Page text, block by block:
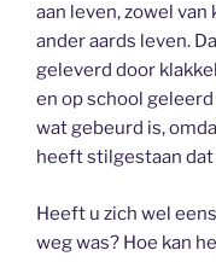
aan leven, zowel
ander aards leven.
geleverd door
en op school
wat gebeurd is,
heeft stilgestaan dat
Heeft u zich wel
weg was? Hoe kan